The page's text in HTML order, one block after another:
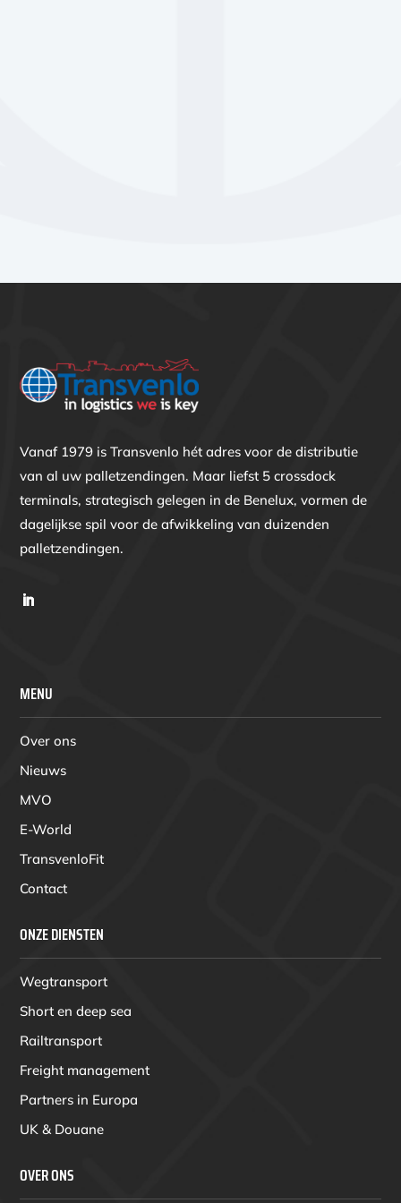
Vanaf 1979 is Transvenlo hét adres voor de distributie
van al uw palletzendingen. Maar liefst 5 crossdock
terminals, strategisch gelegen in de Benelux, vormen de
dagelijkse spil voor de afwikkeling van duizenden
palletzendingen.
MENU
Over ons
Nieuws
MVO
E-World
TransvenloFit
Contact
ONZE DIENSTEN
Wegtransport
Short en deep sea
Railtransport
Freight management
Partners in Europa
UK & Douane
OVER ONS